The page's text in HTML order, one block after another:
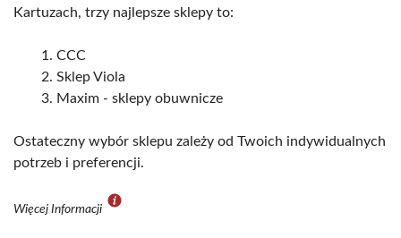
Kartuzach, trzy najlepsze sklepy to:
CCC
Sklep Viola
Maxim - sklepy obuwnicze
Ostateczny wybór sklepu zależy od Twoich indywidualnych
potrzeb i preferencji.
Więcej Informacji